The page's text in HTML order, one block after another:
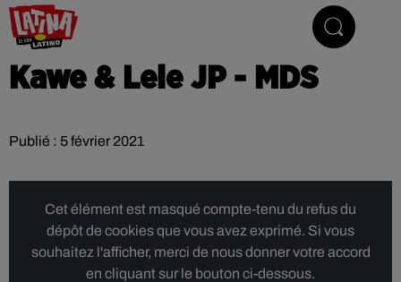
Kawe & Lele JP - MDS
Publié : 5 février 2021
Cet élément est masqué compte-tenu du refus du
dépôt de cookies que vous avez exprimé. Si vous
souhaitez l'afficher, merci de nous donner votre accord
en cliquant sur le bouton ci-dessous.